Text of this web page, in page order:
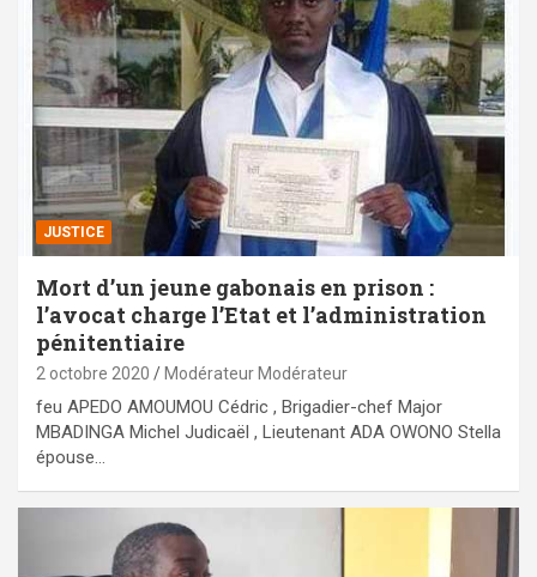
JUSTICE
Mort d’un jeune gabonais en prison :
l’avocat charge l’Etat et l’administration
pénitentiaire
2 octobre 2020 Modérateur Modérateur
feu APEDO AMOUMOU Cédric , Brigadier-chef Major
MBADINGA Michel Judicaël , Lieutenant ADA OWONO Stella
épouse…